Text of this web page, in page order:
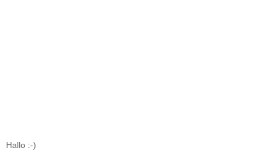
Hallo :-)